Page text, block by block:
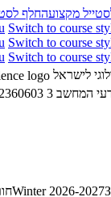
מקצועהחלף
Switch to course
Switch to course
Switch to course
המחשב 3
חורףWinter 2026-2027